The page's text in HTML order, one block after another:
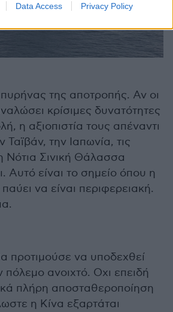
Data Access Privacy Policy
της αποτροπής. Αν οι
κρίσιμες δυνατότητες
η αξιοπιστία τους απέναντι
Ταϊβάν, την Ιαπωνία, τις
Νότια Σινική Θάλασσα
Αυτό είναι το σημείο όπου η
να είναι περιφερειακή.
προτιμούσε να υποδεχθεί
πόλεμο ανοιχτό. Οχι επειδή
πλήρη αποσταθεροποίηση
η Κίνα εξαρτάται